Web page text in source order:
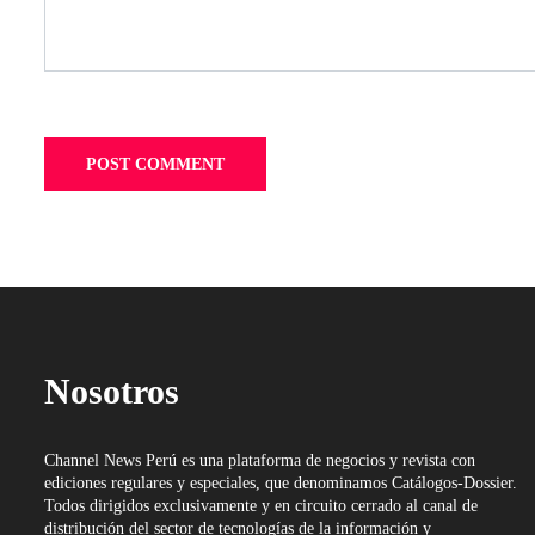
Nosotros
Channel News Perú es una plataforma de negocios y revista con
ediciones regulares y especiales, que denominamos Catálogos-Dossier.
Todos dirigidos exclusivamente y en circuito cerrado al canal de
distribución del sector de tecnologías de la información y